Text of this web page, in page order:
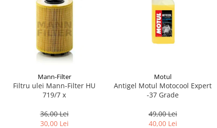
Mann-Filter
Filtru ulei Mann-Filter HU
719/7 x
36,00 Lei
30,00 Lei
Motul
Antigel Motul Motocool Expert
-37 Grade
49,00 Lei
40,00 Lei